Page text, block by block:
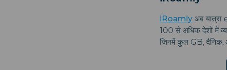
iRoamly अब यात्रा
100 से अधिक देशों में
जिनमें कुल GB, दैनिक,